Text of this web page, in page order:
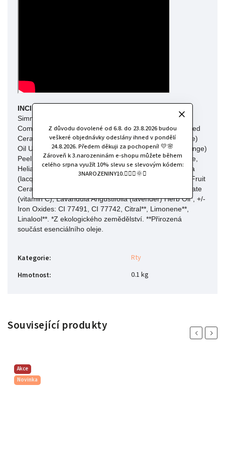
Z důvodu dovolené od 6.8. do 23.8.2026 budou
veškeré objednávky odeslány ihned v pondělí
24.8.2026. Předem děkuji za pochopení! 💛🌸
Zároveň k 3.narozeninám e-shopu můžete během
celého srpna využít 10% slevu se slevovým kódem:
3NAROZENINY10.🧚🏻‍♀️🌞✨
INCI složení:
Simmondsia Chinensis (jojoba) Seed Oil*, Ricinus
Communis Seed Oil, Helianthus Annuus (sunflower) Seed
Cera, Candellila Cera, Zinc Oxide, Olea Europaea (olive)
Oil Unsaponifiables, Citrus Aurantium Dulcis (sweet orange)
Peel Oil*, Mica, Tocopherol (vitamin E), Titanium Dioxide,
Helianthus Anuus (sunflower) Seed Oil, Rhus Verniciflua
(lacquer tree) Peel Cera/Rhus Succedanea (wax tree) Fruit
Cera, Shorea Robusta (sal tree) Resin, Ascorbyl Palmitate
(vitamin C), Lavandula Angustifolia (lavender) Herb Oil*, +/-
Iron Oxides: CI 77491, CI 77742, Citral**, Limonene**,
Linalool**. *Z ekologického zemědělství. **Přirozená
součást esenciálního oleje.
Kategorie:
Rty
Hmotnost: 0.1 kg
Související produkty
Previous
Akce
Novinka
Next